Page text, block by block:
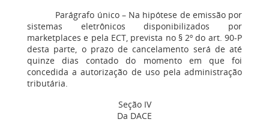
Parágrafo único – Na hipótese de emissão por
sistemas eletrônicos disponibilizados por
marketplaces e pela ECT, prevista no § 2º do art. 90-P
desta parte, o prazo de cancelamento será de até
quinze dias contado do momento em que foi
concedida a autorização de uso pela administração
tributária.
Seção IV
Da DACE